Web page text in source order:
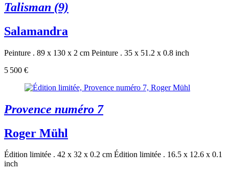
Talisman (9)
Salamandra
Peinture . 89 x 130 x 2 cm Peinture . 35 x 51.2 x 0.8 inch
5 500 €
Provence numéro 7
Roger Mühl
Édition limitée . 42 x 32 x 0.2 cm Édition limitée . 16.5 x 12.6 x 0.1
inch